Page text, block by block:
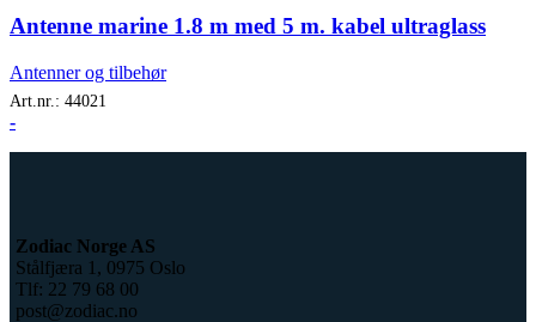
Antenne marine 1.8 m med 5 m. kabel ultraglass
Antenner og tilbehør
Art.nr.: 44021
-
Zodiac Norge AS
Stålfjæra 1, 0975 Oslo
Tlf: 22 79 68 00
post@zodiac.no